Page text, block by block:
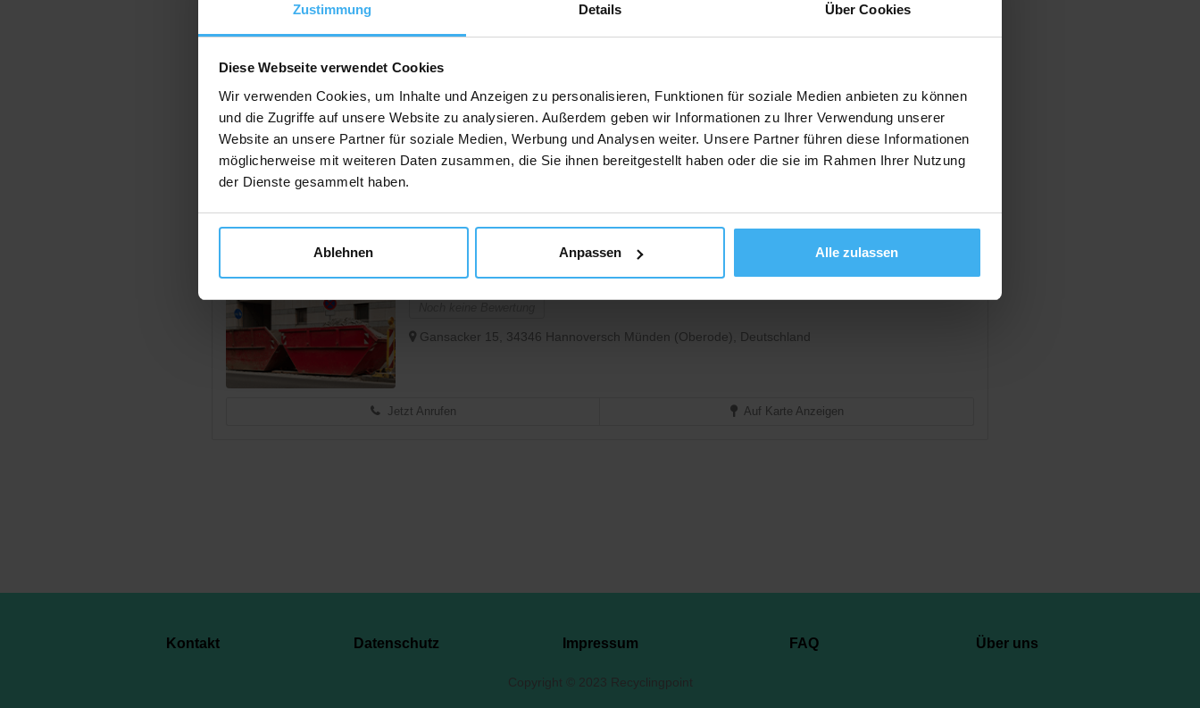
Zustimmung Details Über Cookies
Diese Webseite verwendet Cookies
Wir verwenden Cookies, um Inhalte und Anzeigen zu personalisieren, Funktionen für soziale Medien anbieten zu können
und die Zugriffe auf unsere Website zu analysieren. Außerdem geben wir Informationen zu Ihrer Verwendung unserer
Website an unsere Partner für soziale Medien, Werbung und Analysen weiter. Unsere Partner führen diese Informationen
möglicherweise mit weiteren Daten zusammen, die Sie ihnen bereitgestellt haben oder die sie im Rahmen Ihrer Nutzung
der Dienste gesammelt haben.
Ablehnen Anpassen Alle zulassen
Auf Karte Anzeigen
Noch keine Bewertung
Im Schulzenrode 21, 34346 Hannoversch Münden, Deutschland
Jetzt Anrufen Auf Karte Anzeigen
Wolfgang Schade Fuhrbetrieb
Gansacker 15, 34346 Hannoversch Münden (Oberode), Deutschland
Jetzt Anrufen Auf Karte Anzeigen
Kontakt Datenschutz Impressum FAQ Über uns
Copyright © 2023 Recyclingpoint